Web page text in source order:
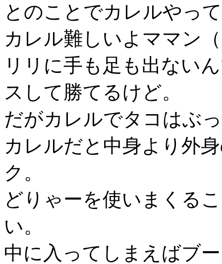
とのことでカレルやっ
カレル難しいよママン
リリに手も足も出ない
スして勝てるけど。
だがカレルでタコはぶ
カレルだと中身より外
ク。
どりゃーを使いまくる
い。
中に入ってしまえばブ